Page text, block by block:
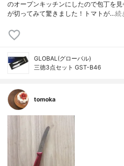
のオープンキッチンにしたので包丁を
が切ってみて驚きました！トマトが…続
GLOBAL(グローバル)
三徳3点セット GST-B46
tomoka